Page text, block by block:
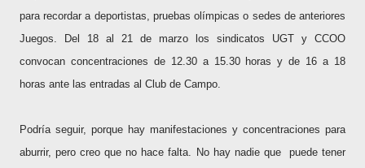
para recordar a deportistas, pruebas olímpicas o sedes de anteriores
Juegos. Del 18 al 21 de marzo los sindicatos UGT y CCOO
convocan concentraciones de 12.30 a 15.30 horas y de 16 a 18
horas ante las entradas al Club de Campo.
Podría seguir, porque hay manifestaciones y concentraciones para
aburrir, pero creo que no hace falta. No hay nadie que
puede tener